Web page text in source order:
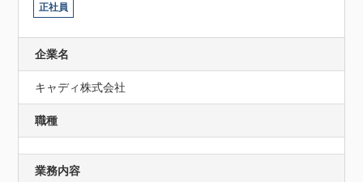
正社員
企業名
キャディ株式会社
職種
業務内容